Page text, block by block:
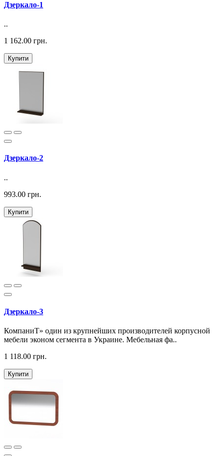
Дзеркало-1
..
1 162.00 грн.
Купити
Дзеркало-2
..
993.00 грн.
Купити
Дзеркало-3
КомпаниТ» один из крупнейших производителей корпусной
мебели эконом сегмента в Украине. Мебельная фа..
1 118.00 грн.
Купити